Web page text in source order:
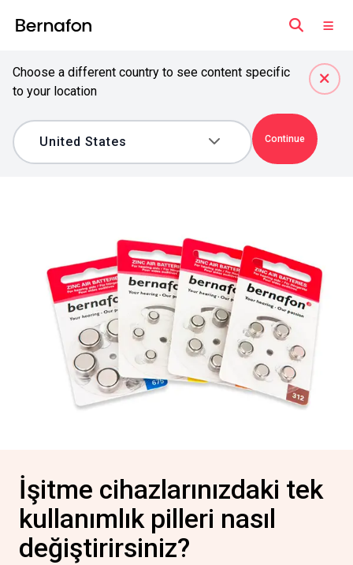
Choose a different country to see content specific
to your location
Continue
İşitme cihazlarınızdaki tek
kullanımlık pilleri nasıl
değiştirirsiniz?